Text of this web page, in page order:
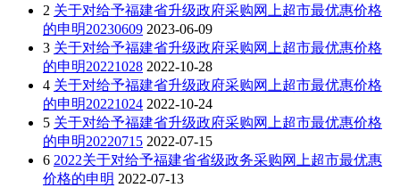
2 关于对给予福建省升级政府采购网上超市最优惠价格
的申明20230609 2023-06-09
3 关于对给予福建省升级政府采购网上超市最优惠价格
的申明20221028 2022-10-28
4 关于对给予福建省升级政府采购网上超市最优惠价格
的申明20221024 2022-10-24
5 关于对给予福建省升级政府采购网上超市最优惠价格
的申明20220715 2022-07-15
6 2022关于对给予福建省省级政务采购网上超市最优惠
价格的申明 2022-07-13